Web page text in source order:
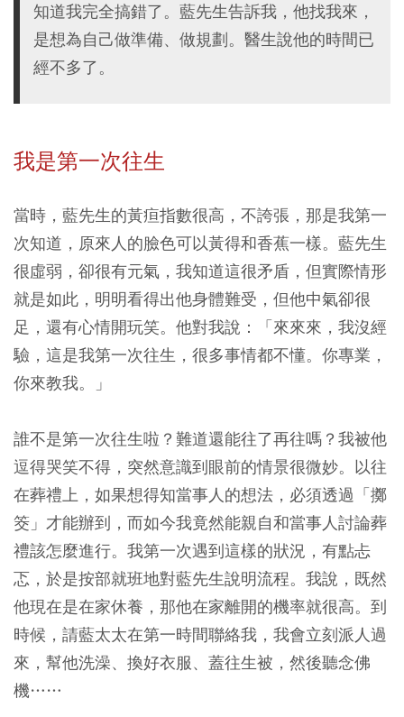
知道我完全搞錯了。藍先生告訴我，他找我來，
是想為自己做準備、做規劃。醫生說他的時間已
經不多了。
我是第一次往生
當時，藍先生的黃疸指數很高，不誇張，那是我第一
次知道，原來人的臉色可以黃得和香蕉一樣。藍先生
很虛弱，卻很有元氣，我知道這很矛盾，但實際情形
就是如此，明明看得出他身體難受，但他中氣卻很
足，還有心情開玩笑。他對我說：「來來來，我沒經
驗，這是我第一次往生，很多事情都不懂。你專業，
你來教我。」
誰不是第一次往生啦？難道還能往了再往嗎？我被他
逗得哭笑不得，突然意識到眼前的情景很微妙。以往
在葬禮上，如果想得知當事人的想法，必須透過「擲
筊」才能辦到，而如今我竟然能親自和當事人討論葬
禮該怎麼進行。我第一次遇到這樣的狀況，有點忐
忑，於是按部就班地對藍先生說明流程。我說，既然
他現在是在家休養，那他在家離開的機率就很高。到
時候，請藍太太在第一時間聯絡我，我會立刻派人過
來，幫他洗澡、換好衣服、蓋往生被，然後聽念佛
機……